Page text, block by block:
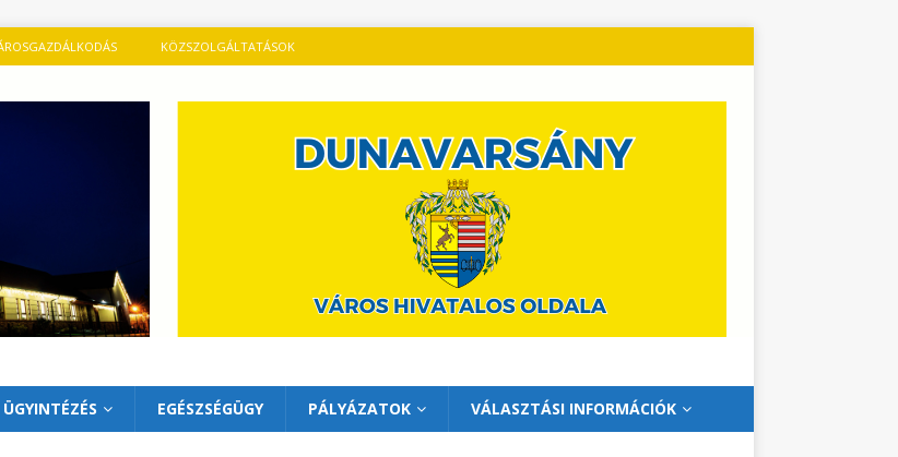
KÖZSZOLGÁLTATÁSOK
ÜGYINTÉZÉS EGÉSZSÉGÜGY PÁLYÁZATOK VÁLASZTÁSI INFORMÁCIÓK